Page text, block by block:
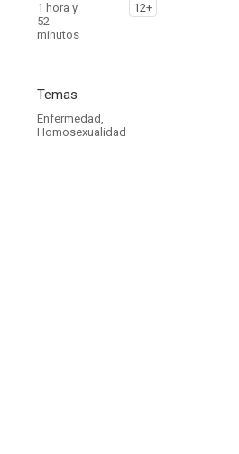
1 hora y
52
minutos
12+
Temas
Enfermedad,
Homosexualidad